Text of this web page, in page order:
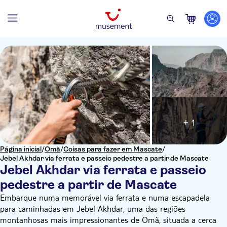
Página inicial/Omã/Coisas para fazer em Mascate/
Jebel Akhdar via ferrata e passeio pedestre a partir de Mascate
Jebel Akhdar via ferrata e passeio
pedestre a partir de Mascate
+ 1
Embarque numa memorável via ferrata e numa escapadela
para caminhadas em Jebel Akhdar, uma das regiões
montanhosas mais impressionantes de Omã, situada a cerca